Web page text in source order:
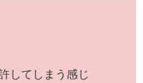
してしまう感じ